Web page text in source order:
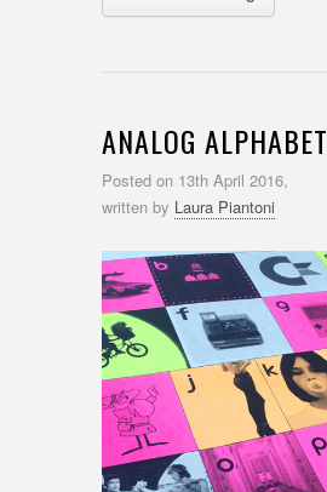
ANALOG ALPHABET
Posted on 13th April 2016,
written by Laura Piantoni